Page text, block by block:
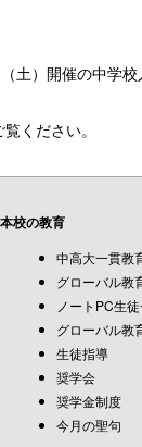
土）開催の中学校
ください。
本校の教育
中高大一貫教
グローバル教
ノートPC生
グローバル教
生徒指導
奨学会
奨学金制度
今月の聖句